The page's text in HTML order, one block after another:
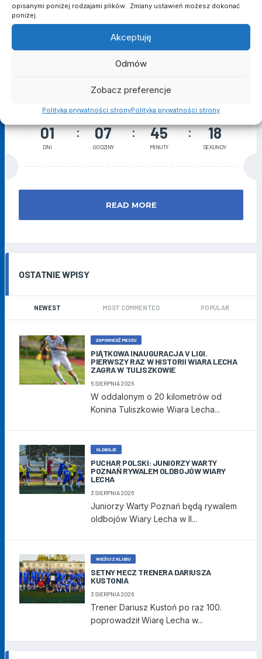
opisanymi poniżej rodzajami plików. Zmiany ustawień możesz dokonać
poniżej.
Akceptuję
Odmów
Zobacz preferencje
Polityka prywatności stronyPolityka prywatności strony
VS
01
DNI
07
GODZINY
45
MINUTY
17
SEKUNDY
READ MORE
OSTATNIE WPISY
NEWEST MOST COMMENTED POPULAR
ZAPOWIEDŹ MECZU
PIĄTKOWA INAUGURACJA V LIGI.
PIERWSZY RAZ W HISTORII WIARA LECHA
ZAGRA W TULISZKOWIE
5 SIERPNIA 2026
W oddalonym o 20 kilometrów od
Konina Tuliszkowie Wiara Lecha...
OLDBOJE
PUCHAR POLSKI: JUNIORZY WARTY
POZNAŃ RYWALEM OLDBOJÓW WIARY
LECHA
3 SIERPNIA 2026
Juniorzy Warty Poznań będą rywalem
oldbojów Wiary Lecha w II...
WIEŚCI Z KLUBU
SETNY MECZ TRENERA DARIUSZA
KUSTONIA
3 SIERPNIA 2026
Trener Dariusz Kustoń po raz 100.
poprowadził Wiarę Lecha w...